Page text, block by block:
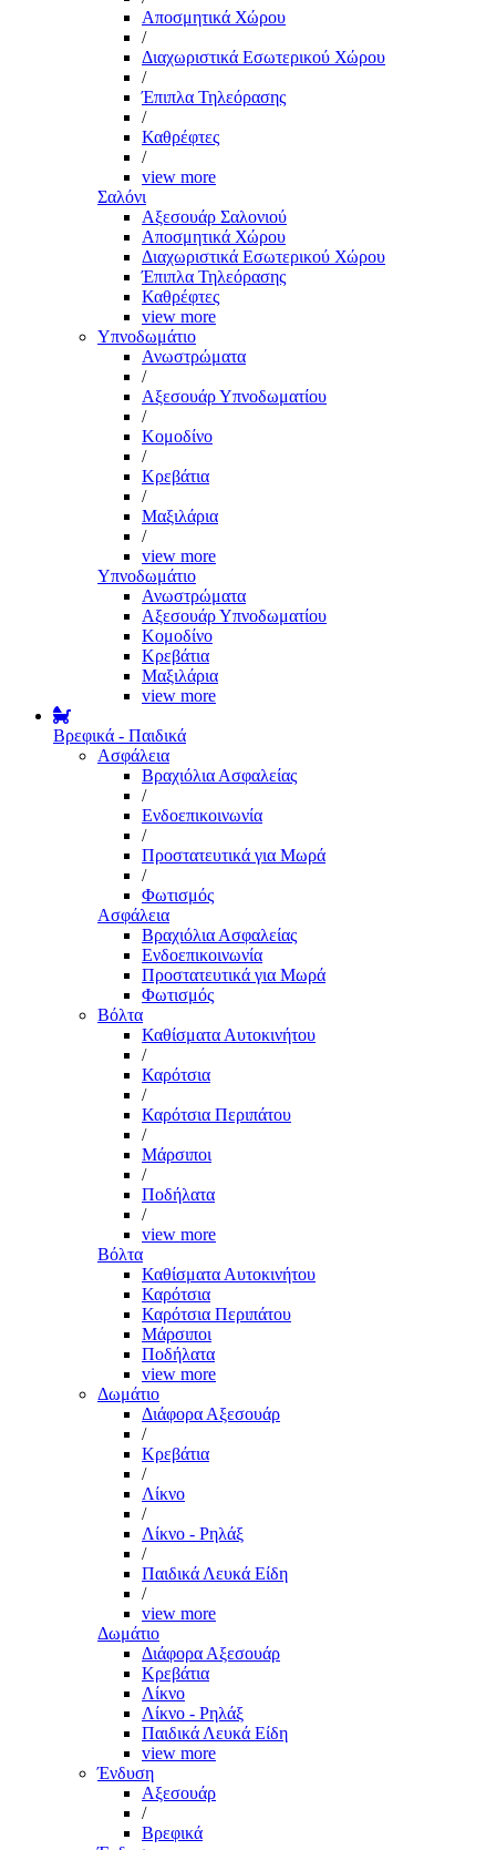
Αποσμητικά Χώρου
/
Διαχωριστικά Εσωτερικού Χώρου
/
Έπιπλα Τηλεόρασης
/
Καθρέφτες
/
view more
Σαλόνι
Αξεσουάρ Σαλονιού
Αποσμητικά Χώρου
Διαχωριστικά Εσωτερικού Χώρου
Έπιπλα Τηλεόρασης
Καθρέφτες
view more
Υπνοδωμάτιο
Ανωστρώματα
/
Αξεσουάρ Υπνοδωματίου
/
Κομοδίνο
/
Κρεβάτια
/
Μαξιλάρια
/
view more
Υπνοδωμάτιο
Ανωστρώματα
Αξεσουάρ Υπνοδωματίου
Κομοδίνο
Κρεβάτια
Μαξιλάρια
view more
Βρεφικά - Παιδικά
Ασφάλεια
Βραχιόλια Ασφαλείας
/
Ενδοεπικοινωνία
/
Προστατευτικά για Μωρά
/
Φωτισμός
Ασφάλεια
Βραχιόλια Ασφαλείας
Ενδοεπικοινωνία
Προστατευτικά για Μωρά
Φωτισμός
Βόλτα
Καθίσματα Αυτοκινήτου
/
Καρότσια
/
Καρότσια Περιπάτου
/
Μάρσιποι
/
Ποδήλατα
/
view more
Βόλτα
Καθίσματα Αυτοκινήτου
Καρότσια
Καρότσια Περιπάτου
Μάρσιποι
Ποδήλατα
view more
Δωμάτιο
Διάφορα Αξεσουάρ
/
Κρεβάτια
/
Λίκνο
/
Λίκνο - Ρηλάξ
/
Παιδικά Λευκά Είδη
/
view more
Δωμάτιο
Διάφορα Αξεσουάρ
Κρεβάτια
Λίκνο
Λίκνο - Ρηλάξ
Παιδικά Λευκά Είδη
view more
Ένδυση
Αξεσουάρ
/
Βρεφικά